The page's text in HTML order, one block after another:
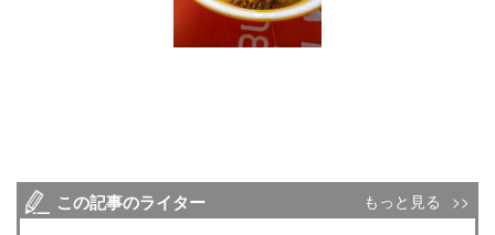
この記事のライター もっと見る